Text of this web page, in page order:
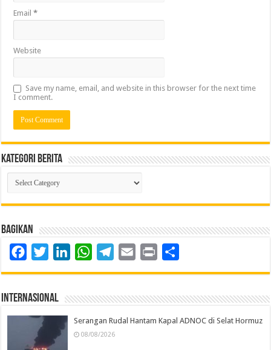
Email*
Website
Save my name, email, and website in this browser for the next time
I comment.
Kategori Berita
Kategori
Berita
Bagikan
FacebookTwitterLinkedInWhatsAppTelegram
Email Print
Internasional
Serangan Rudal Hantam Kapal ADNOC di Selat Hormuz
08/08/2026